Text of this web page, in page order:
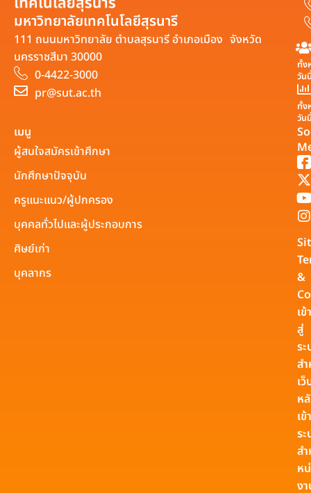
มหาวิทยาลัยเทคโนโลยีสุรนารี
111 ถนนมหาวิทยาลัย ตำบลสุรนารี อำเภอเมือง จังหวัด
นครราชสีมา 30000
0-4422-3000
pr@sut.ac.th
ทั้ง
วัน
ทั้ง
วัน
เมนู
ผู้สนใจสมัครเข้าศึกษา
นักศึกษาปัจจุบัน
ครูแนะแนว/ผู้ปกครอง
บุคคลทั่วไปและผู้ประกอบการ
ศิษย์เก่า
บุคลากร
&
เข้า
สู่
ร
ส
เ
ห
เข้
ร
ส
ห
ง